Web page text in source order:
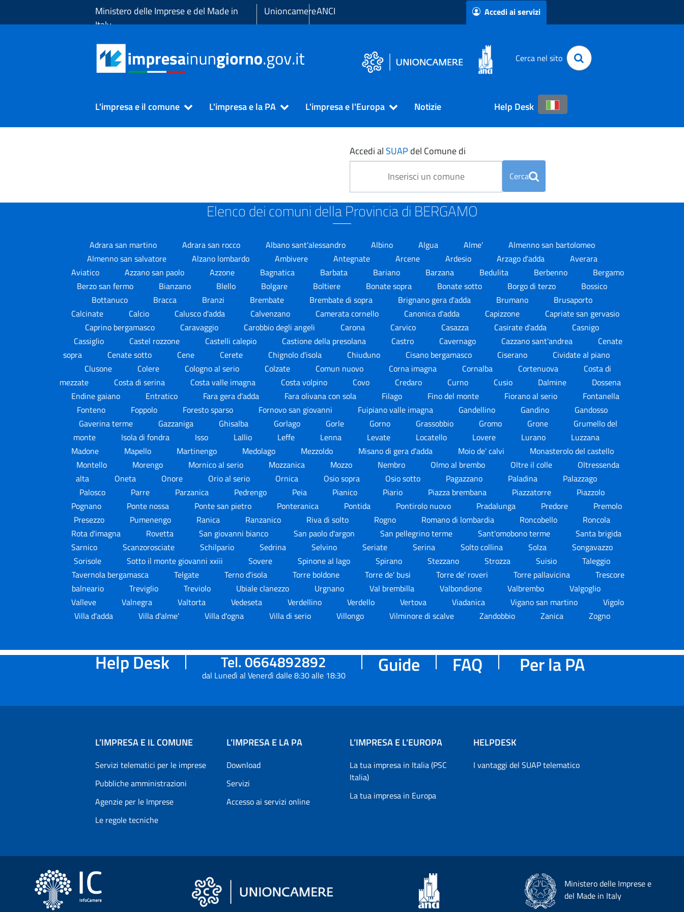
Ministero delle Imprese e del Made in
Italy
UnioncamereANCI Accedi ai servizi
Cerca nel sito
L'impresa e il comune L'impresa e la PA L'impresa e l'Europa Notizie Help Desk
Accedi al SUAP del Comune di
Cerca
Elenco dei comuni della Provincia di BERGAMO
Adrara san martino Adrara san rocco Albano sant'alessandro Albino Algua Alme'
Almenno san bartolomeo
Almenno san salvatore
Alzano lombardo Ambivere Antegnate Arcene Ardesio Arzago d'adda
Averara
Aviatico
Azzano san paolo Azzone Bagnatica Barbata Bariano Barzana Bedulita Berbenno
Bergamo
Berzo san fermo
Bianzano Blello Bolgare Boltiere Bonate sopra Bonate sotto Borgo di terzo
Bossico
Bottanuco
Bracca Branzi Brembate Brembate di sopra Brignano gera d'adda Brumano
Brusaporto
Calcinate
Calcio Calusco d'adda Calvenzano Camerata cornello Canonica d'adda Capizzone
Capriate san gervasio
Caprino bergamasco
Caravaggio Carobbio degli angeli Carona Carvico Casazza Casirate d'adda
Casnigo
Cassiglio
Castel rozzone Castelli calepio Castione della presolana Castro Cavernago Cazzano sant'andrea
Cenate
sopra
Cenate sotto Cene Cerete Chignolo d'isola Chiuduno Cisano bergamasco Ciserano
Cividate al piano
Clusone
Colere Cologno al serio Colzate Comun nuovo Corna imagna Cornalba Cortenuova
Costa di
mezzate
Costa di serina Costa valle imagna Costa volpino Covo Credaro Curno Cusio Dalmine
Dossena
Endine gaiano
Entratico Fara gera d'adda Fara olivana con sola Filago Fino del monte Fiorano al serio
Fontanella
Fonteno
Foppolo Foresto sparso Fornovo san giovanni Fuipiano valle imagna Gandellino Gandino
Gandosso
Gaverina terme
Gazzaniga Ghisalba Gorlago Gorle Gorno Grassobbio Gromo Grone
Grumello del
monte
Isola di fondra Isso Lallio Leffe Lenna Levate Locatello Lovere Lurano
Luzzana
Madone
Mapello Martinengo Medolago Mezzoldo Misano di gera d'adda Moio de' calvi
Monasterolo del castello
Montello
Morengo Mornico al serio Mozzanica Mozzo Nembro Olmo al brembo Oltre il colle
Oltressenda
alta
Oneta Onore Orio al serio Ornica Osio sopra Osio sotto Pagazzano Paladina
Palazzago
Palosco
Parre Parzanica Pedrengo Peia Pianico Piario Piazza brembana Piazzatorre
Piazzolo
Pognano
Ponte nossa Ponte san pietro Ponteranica Pontida Pontirolo nuovo Pradalunga Predore
Premolo
Presezzo
Pumenengo Ranica Ranzanico Riva di solto Rogno Romano di lombardia Roncobello
Roncola
Rota d'imagna
Rovetta San giovanni bianco San paolo d'argon San pellegrino terme Sant'omobono terme
Santa brigida
Sarnico
Scanzorosciate Schilpario Sedrina Selvino Seriate Serina Solto collina Solza
Songavazzo
Sorisole
Sotto il monte giovanni xxiii Sovere Spinone al lago Spirano Stezzano Strozza Suisio
Taleggio
Tavernola bergamasca
Telgate Terno d'isola Torre boldone Torre de' busi Torre de' roveri Torre pallavicina
Trescore
balneario
Treviglio Treviolo Ubiale clanezzo Urgnano Val brembilla Valbondione Valbrembo
Valgoglio
Valleve
Valnegra Valtorta Vedeseta Verdellino Verdello Vertova Viadanica Vigano san martino
Vigolo
Villa d'adda
Villa d'alme' Villa d'ogna Villa di serio Villongo Vilminore di scalve Zandobbio Zanica Zogno
Help Desk Tel. 0664892892
dal Lunedì al Venerdì dalle 8:30 alle 18:30 Guide FAQ Per la PA
L’IMPRESA E IL COMUNE
Servizi telematici per le imprese
Pubbliche amministrazioni
Agenzie per le Imprese
Le regole tecniche
L’IMPRESA E LA PA
Download
Servizi
Accesso ai servizi online
L’IMPRESA E L'EUROPA
La tua impresa in Italia (PSC
Italia)
La tua impresa in Europa
HELPDESK
I vantaggi del SUAP telematico
Ministero delle Imprese e
del Made in Italy